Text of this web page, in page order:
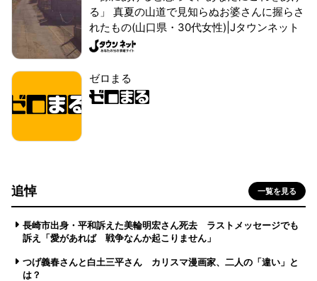
る」 真夏の山道で見知らぬお婆さんに握らさ
れたもの(山口県・30代女性)|Jタウンネット
ゼロまる
追悼 一覧を見る
長崎市出身・平和訴えた美輪明宏さん死去 ラストメッセージでも
訴え「愛があれば 戦争なんか起こりません」
つげ義春さんと白土三平さん カリスマ漫画家、二人の「違い」と
は？